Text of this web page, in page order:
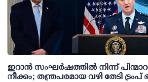
ഇറാന്‍ സംഘര്‍ഷത്തില്‍ നിന്ന്
നീക്കം; തന്ത്രപരമായ വഴി തേടി